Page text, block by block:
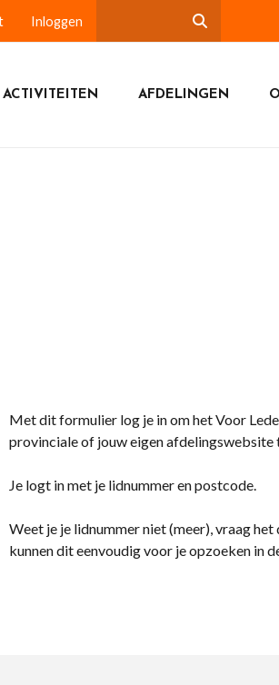
Inloggen
ACTIVITEITEN AFDELINGEN
Met dit formulier log je in om het Voor
provinciale of jouw eigen afdelingswebsite
Je logt in met je lidnummer en postcode.
Weet je je lidnummer niet (meer), vraag
kunnen dit eenvoudig voor je opzoeken in